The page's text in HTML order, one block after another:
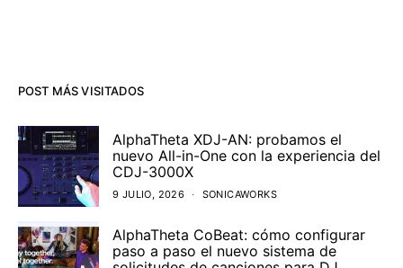
POST MÁS VISITADOS
AlphaTheta XDJ-AN: probamos el
nuevo All-in-One con la experiencia del
CDJ-3000X
9 JULIO, 2026 SONICAWORKS
AlphaTheta CoBeat: cómo configurar
paso a paso el nuevo sistema de